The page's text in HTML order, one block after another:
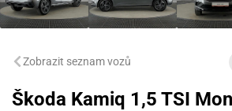
Zobrazit seznam vozů
Škoda Kamiq 1,5 TSI